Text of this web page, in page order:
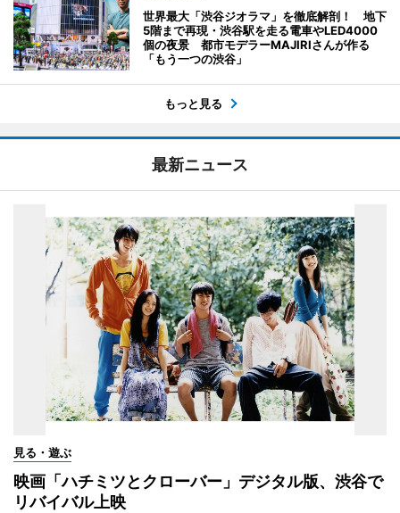
世界最大「渋谷ジオラマ」を徹底解剖！ 地下
5階まで再現・渋谷駅を走る電車やLED4000
個の夜景 都市モデラーMAJIRIさんが作る
「もう一つの渋谷」
もっと見る
最新ニュース
見る・遊ぶ
映画「ハチミツとクローバー」デジタル版、渋谷で
リバイバル上映